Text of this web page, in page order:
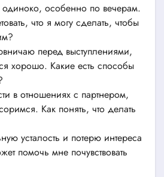
одиноко, особенно по вечерам.
что я могу сделать, чтобы
перед выступлениями,
хорошо. Какие есть способы
в отношениях с партнером,
Как понять, что делать
усталость и потерю интереса
помочь мне почувствовать